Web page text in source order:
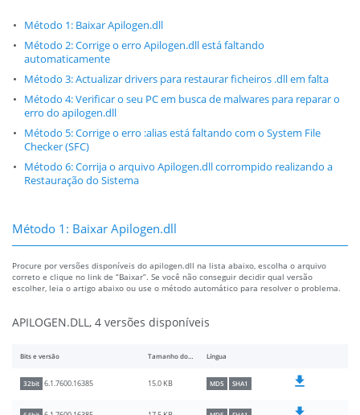
Método 1: Baixar Apilogen.dll
Método 2: Corrige o erro Apilogen.dll está faltando
automaticamente
Método 3: Actualizar drivers para restaurar ficheiros .dll em falta
Método 4: Verificar o seu PC em busca de malwares para reparar o
erro do apilogen.dll
Método 5: Corrige o erro :alias está faltando com o System File
Checker (SFC)
Método 6: Corrija o arquivo Apilogen.dll corrompido realizando a
Restauração do Sistema
Método 1: Baixar Apilogen.dll
Procure por versões disponíveis do apilogen.dll na lista abaixo, escolha o arquivo
correto e clique no link de “Baixar”. Se você não conseguir decidir qual versão
escolher, leia o artigo abaixo ou use o método automático para resolver o problema.
APILOGEN.DLL, 4 versões disponíveis
Bits e versão Tamanho do arquivo Língua
32bit 6.1.7600.16385 15.0 KB MD5 SHA1